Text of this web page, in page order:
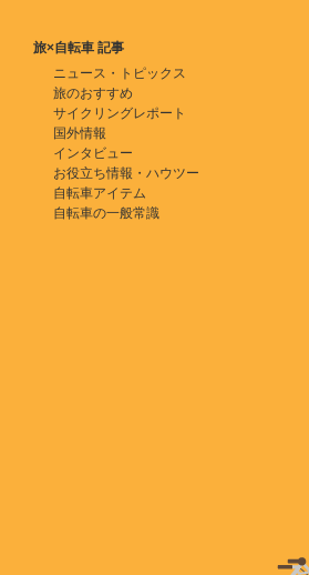
旅×自転車 記事
ニュース・トピックス
旅のおすすめ
サイクリングレポート
国外情報
インタビュー
お役立ち情報・ハウツー
自転車アイテム
自転車の一般常識